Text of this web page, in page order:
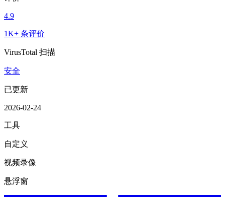
4.9
1K+ 条评价
VirusTotal 扫描
安全
已更新
2026-02-24
工具
自定义
视频录像
悬浮窗